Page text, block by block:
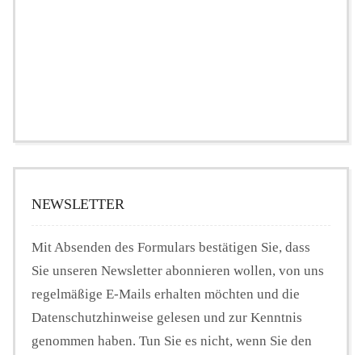
NEWSLETTER
Mit Absenden des Formulars bestätigen Sie, dass
Sie unseren Newsletter abonnieren wollen, von uns
regelmäßige E-Mails erhalten möchten und die
Datenschutzhinweise gelesen und zur Kenntnis
genommen haben. Tun Sie es nicht, wenn Sie den